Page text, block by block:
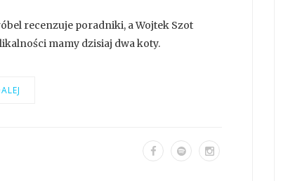
recenzuje poradniki, a Wojtek Szot
mamy dzisiaj dwa koty.